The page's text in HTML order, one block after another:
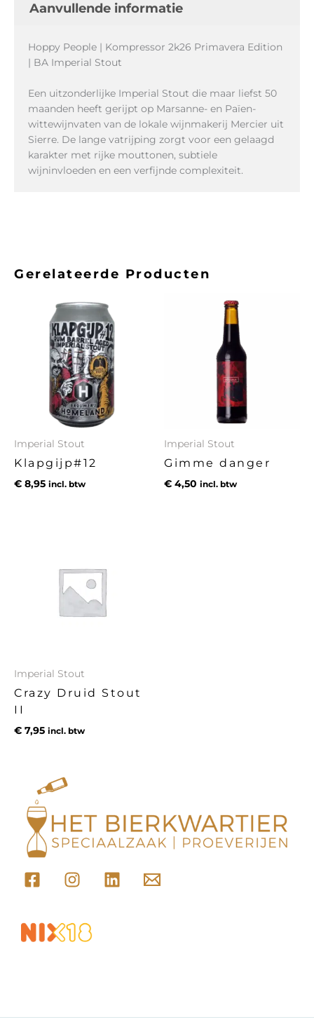
Gerelateerde Producten
Imperial Stout
Klapgijp#12
€ 8,95 incl. btw
Imperial Stout
Gimme danger
€ 4,50 incl. btw
Imperial Stout
Crazy Druid Stout
II
€ 7,95 incl. btw
Aanvullende informatie
Hoppy People | Kompressor 2k26 Primavera Edition
| BA Imperial Stout
Een uitzonderlijke Imperial Stout die maar liefst 50
maanden heeft gerijpt op Marsanne- en Païen-
wittewijnvaten van de lokale wijnmakerij Mercier uit
Sierre. De lange vatrijping zorgt voor een gelaagd
karakter met rijke mouttonen, subtiele
wijninvloeden en een verfijnde complexiteit.